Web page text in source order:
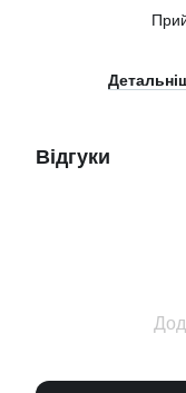
Відгуки